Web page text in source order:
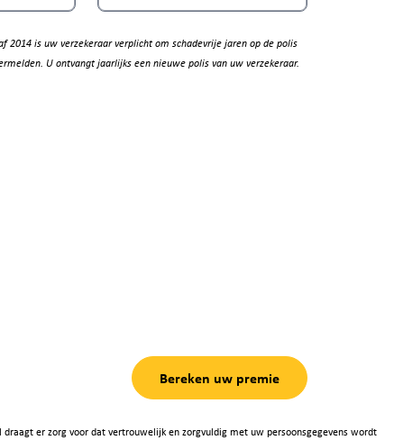
2014 is uw verzekeraar verplicht om schadevrije jaren op de polis
U ontvangt jaarlijks een nieuwe polis van uw verzekeraar.
Bereken uw premie
er zorg voor dat vertrouwelijk en zorgvuldig met uw persoonsgegevens wordt